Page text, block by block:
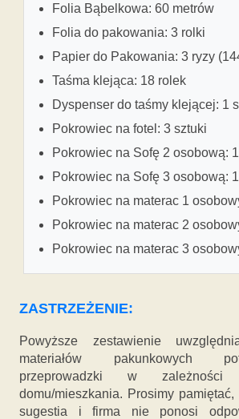
Folia Bąbelkowa: 60 metrów
Folia do pakowania: 3 rolki
Papier do Pakowania: 3 ryzy
Taśma klejąca: 18 rolek
Dyspenser do taśmy klejącej: 1
Pokrowiec na fotel: 3 sztuki
Pokrowiec na Sofę 2 osobową:
Pokrowiec na Sofę 3 osobową:
Pokrowiec na materac 1
Pokrowiec na materac 2
Pokrowiec na materac 3
ZASTRZEŻENIE:
Powyższe zestawienie
materiałów pakunkowych
przeprowadzki w
domu/mieszkania. Prosimy
sugestia i firma nie ponosi